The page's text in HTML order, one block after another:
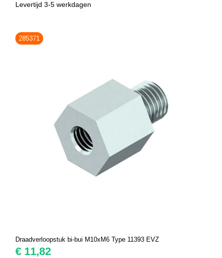
Levertijd 3-5 werkdagen
285371
Draadverloopstuk bi-bui M10xM6 Type 11393 EVZ
€ 11,82